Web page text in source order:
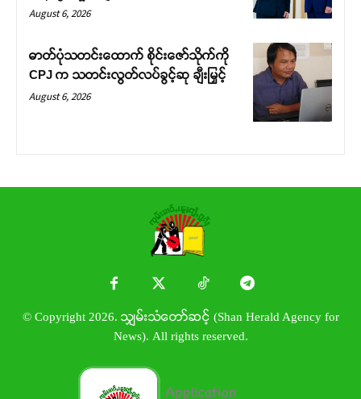
August 6, 2026
ဓာတ်ပုံသတင်းထောက် စိုင်းဇော်သိုက်ကို
CPJ က သတင်းလွတ်လပ်ခွင့်ဆု ချီးမြှင့်
August 6, 2026
© Copyright 2026. သျှမ်းသံတော်ဆင့် (Shan Herald Agency for
News). All rights reserved.